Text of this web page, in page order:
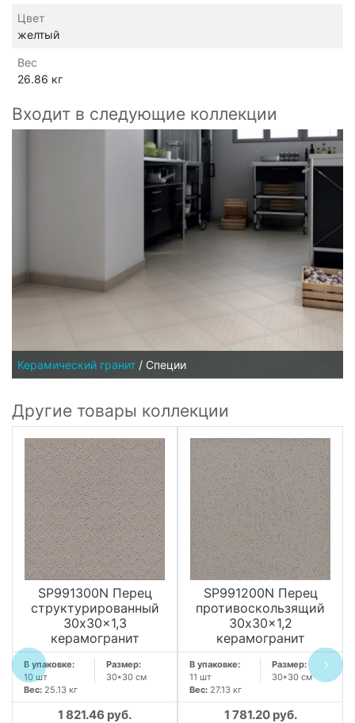
Цвет
желтый
Вес
26.86 кг
Входит в следующие коллекции
Керамический гранит / Специи
Другие товары коллекции
SP991300N Перец
структурированный
30x30x1,3
керамогранит
В упаковке:
10 шт
Размер:
30*30 см
Вес: 25.13 кг
1 821.46 руб.
SP991200N Перец
противоскользящий
30x30x1,2
керамогранит
В упаковке:
11 шт
Размер:
30*30 см
Вес: 27.13 кг
1 781.20 руб.